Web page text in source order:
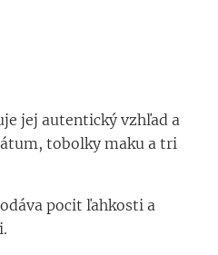
jej autentický vzhľad a
tobolky maku a tri
pocit ľahkosti a